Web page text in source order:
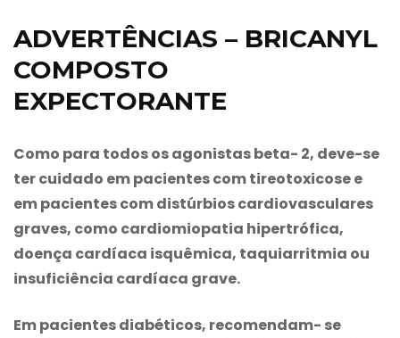
ADVERTÊNCIAS – BRICANYL
COMPOSTO
EXPECTORANTE
Como para todos os agonistas beta- 2, deve-se
ter cuidado em pacientes com tireotoxicose e
em pacientes com distúrbios cardiovasculares
graves, como cardiomiopatia hipertrófica,
doença cardíaca isquêmica, taquiarritmia ou
insuficiência cardíaca grave.
Em pacientes diabéticos, recomendam- se